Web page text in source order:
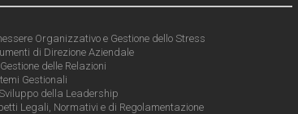
Organizzativo e Gestione dello Stress
di Direzione Aziendale
delle Relazioni
Gestionali
della Leadership
Legali, Normativi e di Regolamentazione